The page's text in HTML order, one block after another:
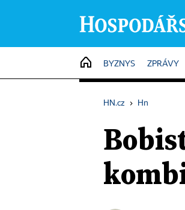
HOME
BYZNYS ZPRÁVY
HN.cz › Hn